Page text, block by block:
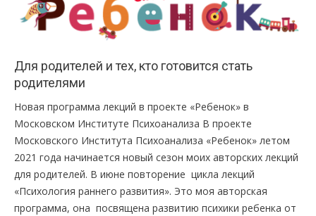
Для родителей и тех, кто готовится стать
родителями
Новая программа лекций в проекте «Ребенок» в
Московском Институте Психоанализа В проекте
Московского Института Психоанализа «Ребенок» летом
2021 года начинается новый сезон моих авторских лекций
для родителей. В июне повторение цикла лекций
«Психология раннего развития». Это моя авторская
программа, она посвящена развитию психики ребенка от